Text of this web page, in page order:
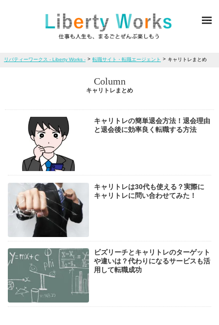
リバティーワークス - Liberty Works - > 転職サイト・転職エージェント > キャリトレまとめ
Column
キャリトレまとめ
キャリトレの簡単退会方法！退会理由
と退会後に効率良く転職する方法
キャリトレは30代も使える？実際に
キャリトレに問い合わせてみた！
ビズリーチとキャリトレのターゲット
や違いは？代わりになるサービスも活
用して転職成功